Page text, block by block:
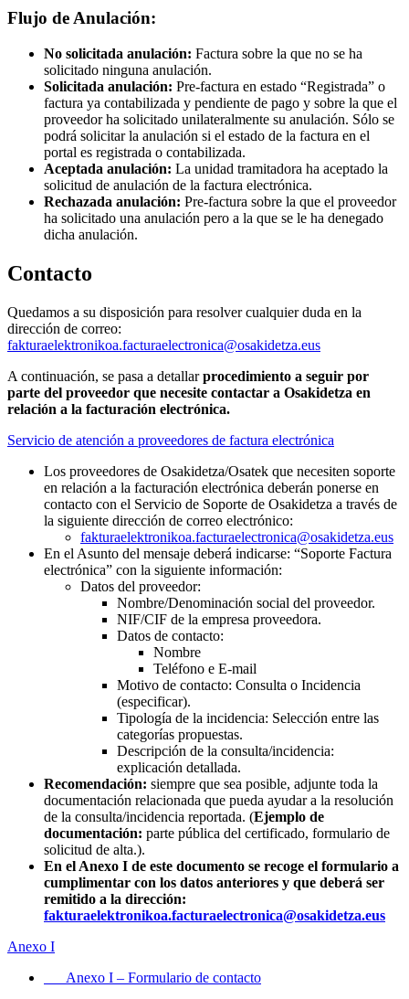
Flujo de Anulación:
No solicitada anulación: Factura sobre la que no se ha
solicitado ninguna anulación.
Solicitada anulación: Pre-factura en estado “Registrada” o
factura ya contabilizada y pendiente de pago y sobre la que el
proveedor ha solicitado unilateralmente su anulación. Sólo se
podrá solicitar la anulación si el estado de la factura en el
portal es registrada o contabilizada.
Aceptada anulación: La unidad tramitadora ha aceptado la
solicitud de anulación de la factura electrónica.
Rechazada anulación: Pre-factura sobre la que el proveedor
ha solicitado una anulación pero a la que se le ha denegado
dicha anulación.
Contacto
Quedamos a su disposición para resolver cualquier duda en la
dirección de correo:
fakturaelektronikoa.facturaelectronica@osakidetza.eus
A continuación, se pasa a detallarprocedimiento a seguir por
parte del proveedor que necesite contactar a Osakidetza en
relación a la facturación electrónica.
Servicio de atención a proveedores de factura electrónica
Los proveedores de Osakidetza/Osatek que necesiten soporte
en relación a la facturación electrónica deberán ponerse en
contacto con el Servicio de Soporte de Osakidetza a través de
la siguiente dirección de correo electrónico:
fakturaelektronikoa.facturaelectronica@osakidetza.eus
En el Asunto del mensaje deberá indicarse: “Soporte Factura
electrónica” con la siguiente información:
Datos del proveedor:
Nombre/Denominación social del proveedor.
NIF/CIF de la empresa proveedora.
Datos de contacto:
Nombre
Teléfono e E-mail
Motivo de contacto: Consulta o Incidencia
(especificar).
Tipología de la incidencia: Selección entre las
categorías propuestas.
Descripción de la consulta/incidencia:
explicación detallada.
Recomendación: siempre que sea posible, adjunte toda la
documentación relacionada que pueda ayudar a la resolución
de la consulta/incidencia reportada. (Ejemplo de
documentación: parte pública del certificado, formulario de
solicitud de alta.).
En el Anexo I de este documento se recoge el formulario a
cumplimentar con los datos anteriores y que deberá ser
remitido a la dirección:
fakturaelektronikoa.facturaelectronica@osakidetza.eus
Anexo I
Anexo I – Formulario de contacto